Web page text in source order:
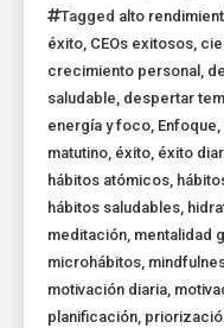
Tagged alto
éxito, CEOs exitosos,
crecimiento personal ,
saludable, despertar
energía y foco, Enfoque,
matutino, éxito, éxito
hábitos atómicos,
hábitos saludables,
meditación, mentalidad
microhábitos,
motivación diaria,
planificación,